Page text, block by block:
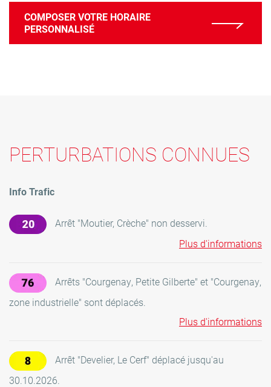
COMPOSER VOTRE HORAIRE
PERSONNALISÉ
PERTURBATIONS CONNUES
Info Trafic
Arrêt "Moutier, Crèche" non desservi.
Plus d'informations
Arrêts "Courgenay, Petite Gilberte" et "Courgenay,
zone industrielle" sont déplacés.
Plus d'informations
Arrêt "Develier, Le Cerf" déplacé jusqu'au
30.10.2026.